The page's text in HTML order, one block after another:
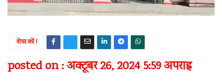
शेयर करें !
posted on : अक्टूबर 26, 2024 5:59 अपराह्न